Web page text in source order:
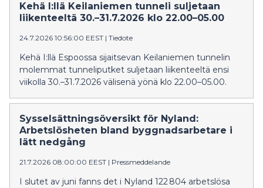
Kehä I:llä Keilaniemen tunneli suljetaan
liikenteeltä 30.–31.7.2026 klo 22.00–05.00
24.7.2026 10:56:00 EEST | Tiedote
Kehä I:llä Espoossa sijaitsevan Keilaniemen tunnelin
molemmat tunneliputket suljetaan liikenteeltä ensi
viikolla 30.–31.7.2026 välisenä yönä klo 22.00–05.00.
Sysselsättningsöversikt för Nyland:
Arbetslösheten bland byggnadsarbetare i
lätt nedgång
21.7.2026 08:00:00 EEST | Pressmeddelande
I slutet av juni fanns det i Nyland 122 804 arbetslösa